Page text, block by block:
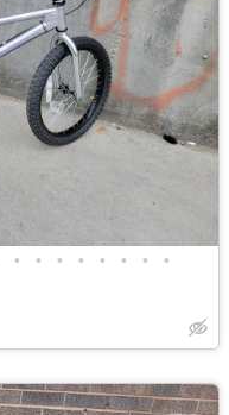
• • • • • • • •